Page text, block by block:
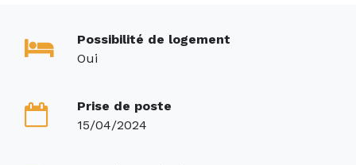
Possibilité de logement
Oui
Prise de poste
15/04/2024